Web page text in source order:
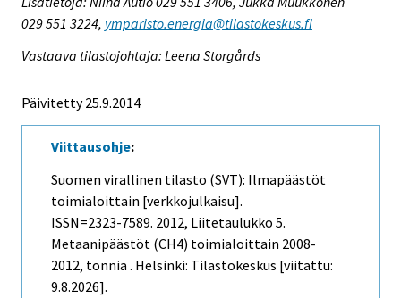
029 551 3224, ymparisto.energia@tilastokeskus.fi
Vastaava tilastojohtaja: Leena Storgårds
Päivitetty 25.9.2014
Viittausohje:
Suomen virallinen tilasto (SVT): Ilmapäästöt
toimialoittain [verkkojulkaisu].
ISSN=2323-7589. 2012, Liitetaulukko 5.
Metaanipäästöt (CH4) toimialoittain 2008-
2012, tonnia . Helsinki: Tilastokeskus [viitattu:
9.8.2026].